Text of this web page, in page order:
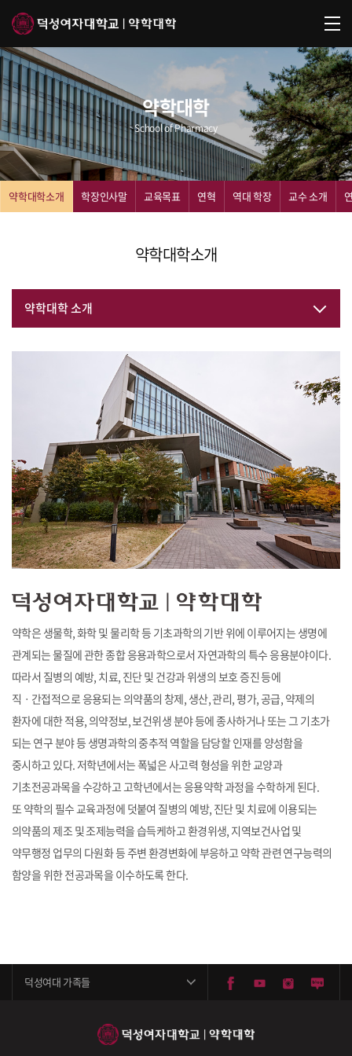
약학대학
School of Pharmacy
약학대학소개 학장인사말 교육목표 연혁 역대 학장 교수 소개
약학대학소개
약학대학 소개
약학은 생물학, 화학 및 물리학 등 기초과학의 기반 위에 이루어지는 생명에
관계되는 물질에 관한 종합 응용과학으로서 자연과학의 특수 응용분야이다.
따라서 질병의 예방, 치료, 진단 및 건강과 위생의 보호 증진 등에
직ㆍ간접적으로 응용되는 의약품의 창제, 생산, 관리, 평가, 공급, 약제의
환자에 대한 적용, 의약정보, 보건위생 분야 등에 종사하거나 또는 그 기초가
되는 연구 분야 등 생명과학의 중추적 역할을 담당할 인재를 양성함을
중시하고 있다. 저학년에서는 폭넓은 사고력 형성을 위한 교양과
기초전공과목을 수강하고 고학년에서는 응용약학 과정을 수학하게 된다.
또 약학의 필수 교육과정에 덧붙여 질병의 예방, 진단 및 치료에 이용되는
의약품의 제조 및 조제능력을 습득케하고 환경위생, 지역보건사업 및
약무행정 업무의 다원화 등 주변 환경변화에 부응하고 약학 관련 연구능력의
함양을 위한 전공과목을 이수하도록 한다.
덕성여대 가족들